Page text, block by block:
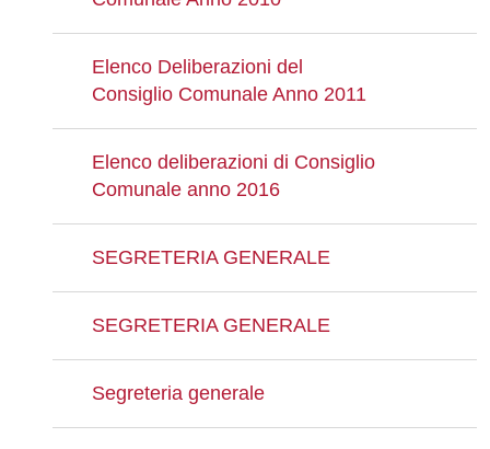
Elenco Deliberazioni del
Consiglio Comunale Anno 2011
Elenco deliberazioni di Consiglio
Comunale anno 2016
SEGRETERIA GENERALE
SEGRETERIA GENERALE
Segreteria generale